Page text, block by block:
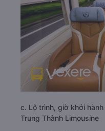
c. Lộ trình, giờ khởi
Trung Thành Limousine